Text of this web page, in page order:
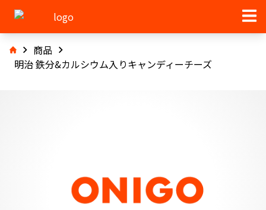
商品
明治 鉄分&カルシウム入りキャンディーチーズ